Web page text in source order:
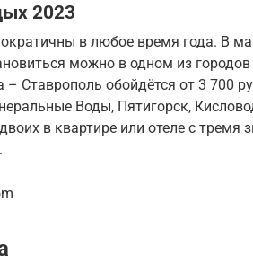
2023
в любое время года. В
можно в одном из
Ставрополь обойдётся от 3 700
Воды, Пятигорск,
в квартире или отеле с тремя